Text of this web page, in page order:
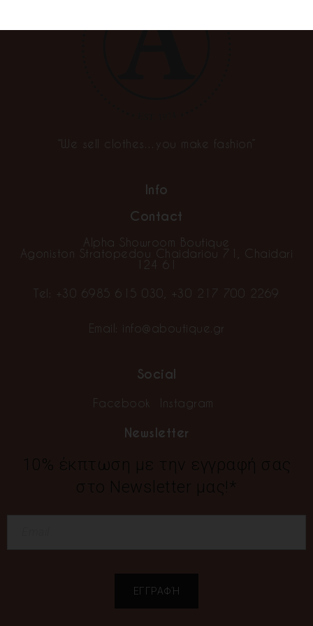
“We sell clothes…you make fashion”
Info
Contact
Alpha Showroom Boutique
Agoniston Stratopedou Chaidariou 71, Chaidari
124 61
Tel: +30 6985 615 030 +30 217 700 2269
Email: info@aboutique.gr
Social
Facebook Instagram
Newsletter